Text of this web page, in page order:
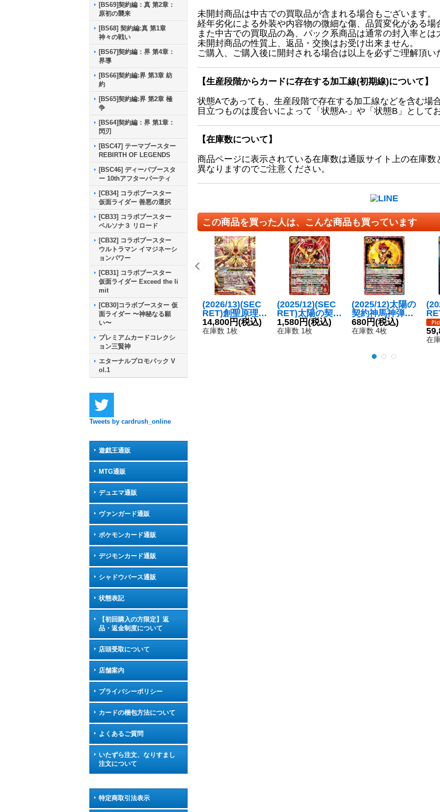
[BS69]契約編：真 第2章：
原初の襲来
[BS68] 契約編:真 第1章
神々の戦い
[BS67]契約編：界 第4章：
界導
[BS66]契約編:界 第3章 紡
約
[BS65]契約編:界 第2章 極
争
[BS64]契約編：界 第1章：
閃刃
[BSC47] テーマブースター
REBIRTH OF LEGENDS
[BSC46] ディーバブースタ
ー 10thアフターパーティ
[CB34] コラボブースター
仮面ライダー 善悪の選択
[CB33] コラボブースター
ペルソナ３ リロード
[CB32] コラボブースター
ウルトラマン イマジネーシ
ョンパワー
[CB31] コラボブースター
仮面ライダー Exceed the li
mit
[CB30]コラボブースター 仮
面ライダー 〜神秘なる願
い〜
プレミアムカードコレクシ
ョン三賢神
エターナルプロモパック V
ol.1
Tweets by cardrush_online
遊戯王通販
MTG通販
デュエマ通販
ヴァンガード通販
ポケモンカード通販
デジモンカード通販
シャドウバース通販
状態表記
【初回購入の方限定】返
品・返金制度について
店頭受取について
店舗案内
プライバシーポリシー
カードの梱包方法について
よくあるご質問
いたずら注文、なりすまし
注文について
特定商取引法表示
未開封商品は中古での買取品が含まれる場合もございます。
経年劣化による外装や内容物の微細な傷、品質変化がある場
また中古での買取品の為、パック系商品は通常の封入率と
未開封商品の性質上、返品・交換はお受け出来ません。
ご購入、ご購入後に開封される場合は以上を必ずご理解頂
【生産段階からカードに存在する加工線(初期線)について】
状態Aであっても、生産段階で存在する加工線などを含む場
目立つものは度合いによって「状態A-」や「状態B」として
【在庫数について】
商品ページに表示されている在庫数は通販サイト上の在庫
異なりますのでご注意ください。
この商品を買った人は、こんな商品も買っています
(2026/13)(SEC
RET)創聖原理ジ
ェネレイタード
ラゴン・梵【C
14,800円(税込)
在庫数 1枚
(2025/12)(SEC
RET)太陽の契約
神馬神弾(シンボ
ル背景)【契約X-
1,580円(税込)
在庫数 1枚
(2025/12)太陽の
契約神馬神弾
【契約X】{BSC
50-CX01}《赤》
680円(税込)
在庫数 4枚
神
メ
在